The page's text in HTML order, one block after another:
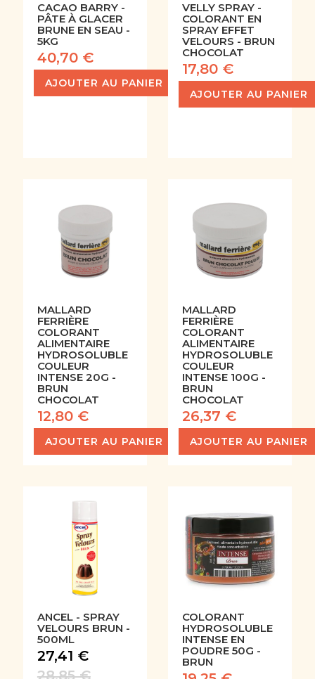
CACAO BARRY -
PÂTE À GLACER
BRUNE EN SEAU -
5KG
40,70 €
AJOUTER AU PANIER
VELLY SPRAY -
COLORANT EN
SPRAY EFFET
VELOURS - BRUN
CHOCOLAT
17,80 €
AJOUTER AU PANIER
MALLARD
FERRIÈRE
COLORANT
ALIMENTAIRE
HYDROSOLUBLE
COULEUR
INTENSE 20G -
BRUN
CHOCOLAT
12,80 €
AJOUTER AU PANIER
MALLARD
FERRIÈRE
COLORANT
ALIMENTAIRE
HYDROSOLUBLE
COULEUR
INTENSE 100G -
BRUN
CHOCOLAT
26,37 €
AJOUTER AU PANIER
ANCEL - SPRAY
VELOURS BRUN -
500ML
27,41 €
28,85 €
COLORANT
HYDROSOLUBLE
INTENSE EN
POUDRE 50G -
BRUN